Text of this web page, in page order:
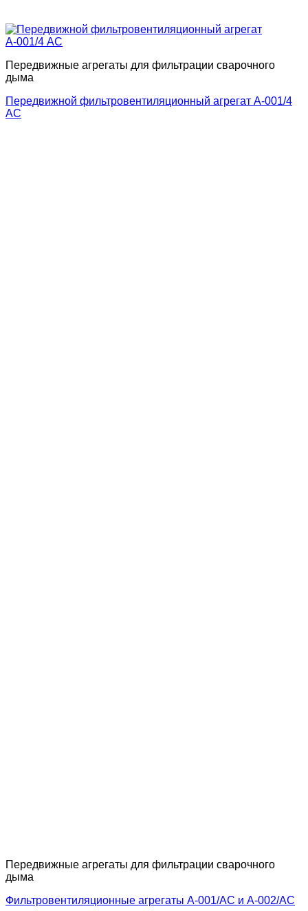
Передвижные агрегаты для фильтрации сварочного
дыма
Передвижной фильтровентиляционный агрегат А-001/4
АС
Передвижные агрегаты для фильтрации сварочного
дыма
Фильтровентиляционные агрегаты A-001/АС и A-002/АС